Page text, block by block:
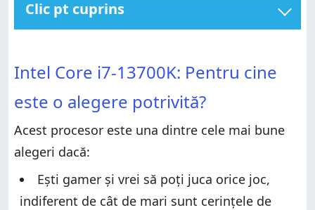
Clic pt cuprins
Pro și contra
Verdict
Specificații hardware
Performanța procesorului Intel Core i7-13700K în
benchmarkuri
Performanța în benchmarkuri de productivitate
potrivită?
Verdict
Specificații hardware
Performanța procesorului Intel Core i7-13700K în
Configurația sistemului de test
Performanța în benchmarkuri de productivitate
Intel Core i7-13700K: Pentru cine
este o alegere potrivită?
Acest procesor este una dintre cele mai bune
alegeri dacă:
Ești gamer și vrei să poți juca orice joc,
indiferent de cât de mari sunt cerințele de